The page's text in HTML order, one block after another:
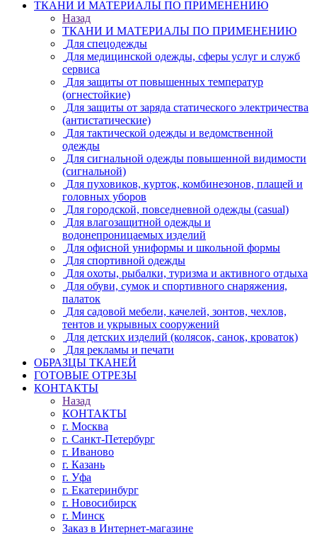
ТКАНИ И МАТЕРИАЛЫ ПО ПРИМЕНЕНИЮ
Назад
ТКАНИ И МАТЕРИАЛЫ ПО ПРИМЕНЕНИЮ
Для спецодежды
Для медицинской одежды, сферы услуг и служб
сервиса
Для защиты от повышенных температур
(огнестойкие)
Для защиты от заряда статического электричества
(антистатические)
Для тактической одежды и ведомственной
одежды
Для сигнальной одежды повышенной видимости
(сигнальной)
Для пуховиков, курток, комбинезонов, плащей и
головных уборов
Для городской, повседневной одежды (casual)
Для влагозащитной одежды и
водонепроницаемых изделий
Для офисной униформы и школьной формы
Для спортивной одежды
Для охоты, рыбалки, туризма и активного отдыха
Для обуви, сумок и спортивного снаряжения,
палаток
Для садовой мебели, качелей, зонтов, чехлов,
тентов и укрывных сооружений
Для детских изделий (колясок, санок, кроваток)
Для рекламы и печати
ОБРАЗЦЫ ТКАНЕЙ
ГОТОВЫЕ ОТРЕЗЫ
КОНТАКТЫ
Назад
КОНТАКТЫ
г. Москва
г. Санкт-Петербург
г. Иваново
г. Казань
г. Уфа
г. Екатеринбург
г. Новосибирск
г. Минск
Заказ в Интернет-магазине